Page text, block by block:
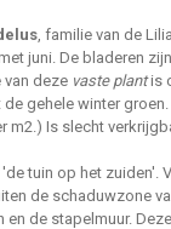
, familie van de
juni. De bladeren
van deze vaste plantis
gehele winter
m2.) Is slecht
tuin op het zuiden'.
de schaduwzone
de stapelmuur.